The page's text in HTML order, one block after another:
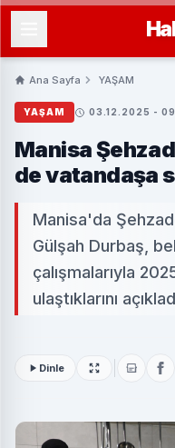
Ana Sayfa YAŞAM
YAŞAM 03.12.2025 -
Manisa
de vatandaşa
Manisa'da
Gülşah Durbaş,
çalışmalarıyla
ulaştıklarını
Dinle